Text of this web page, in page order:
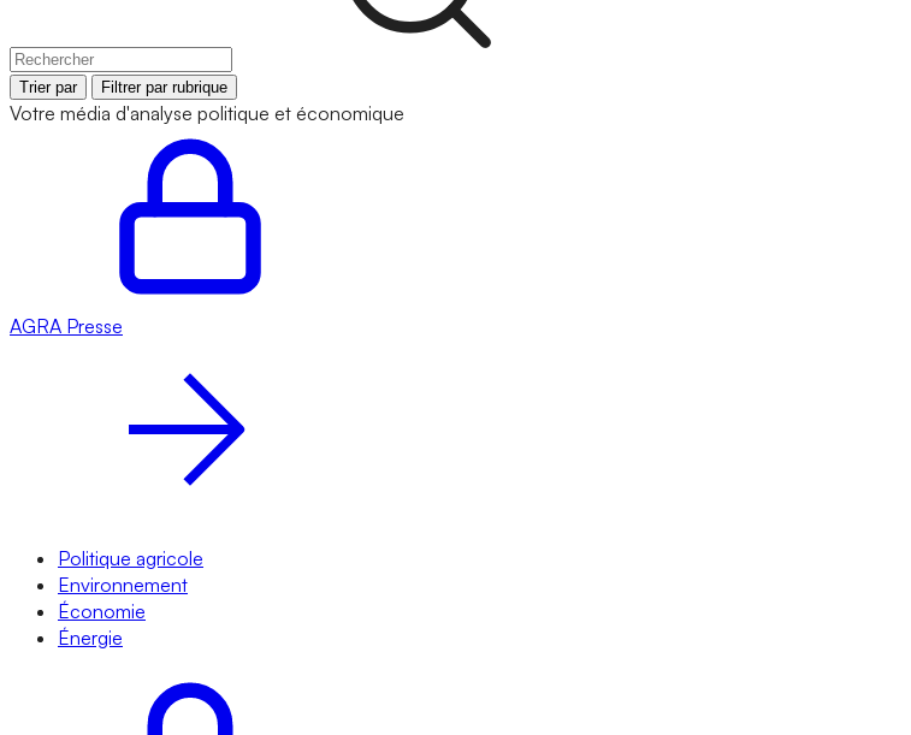
Trier par Filtrer par rubrique
Votre média d'analyse politique et économique
AGRA Presse
Politique agricole
Environnement
Économie
Énergie